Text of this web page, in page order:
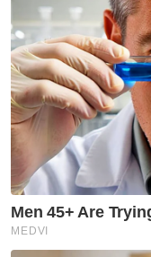
dipersoalkan
Artikel
Siaran
persepsi
'Siaran
dimanipulasi'
SPRM cadang
tinggi disiar
"Selama ini